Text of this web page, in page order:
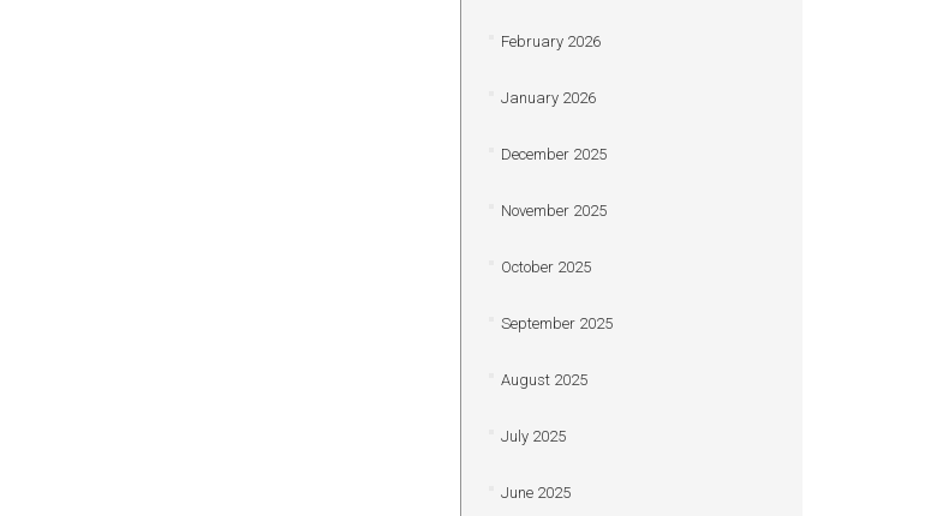
February 2026
January 2026
December 2025
November 2025
October 2025
September 2025
August 2025
July 2025
June 2025